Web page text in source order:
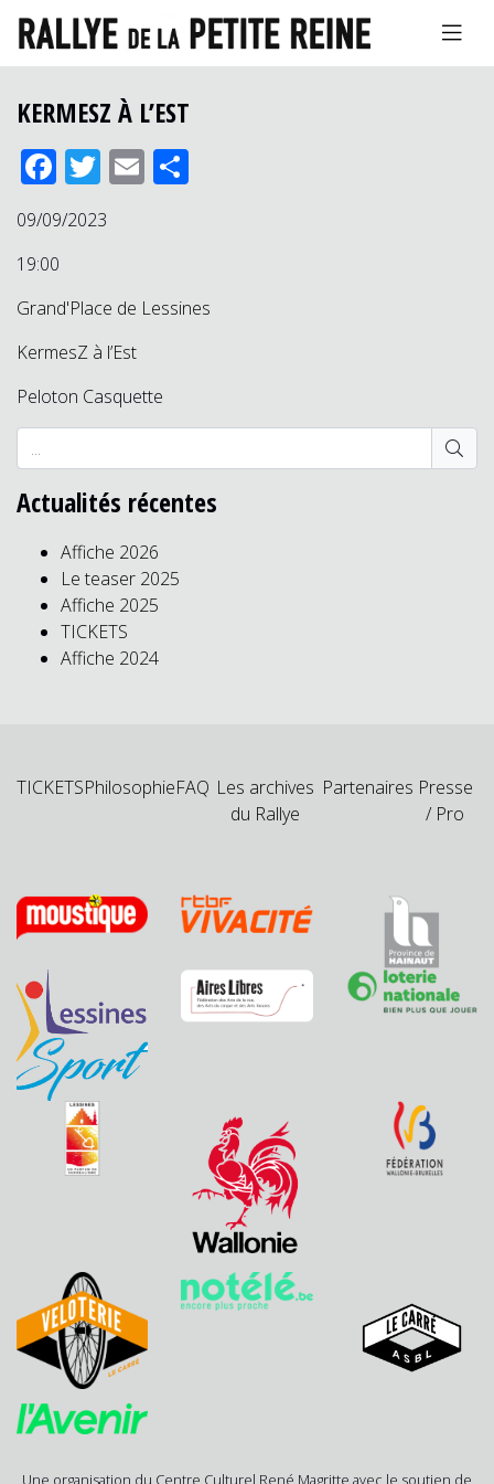
KERMESZ À L’EST
Facebook
Twitter
Email
09/09/2023
19:00
Grand'Place de Lessines
KermesZ à l’Est
Peloton Casquette
Actualités récentes
Affiche 2026
Le teaser 2025
Affiche 2025
TICKETS
Affiche 2024
TICKETSPhilosophieFAQ Les archives
du Rallye
Partenaires Presse
/ Pro
Une organisation du Centre Culturel René Magritte avec le soutien de